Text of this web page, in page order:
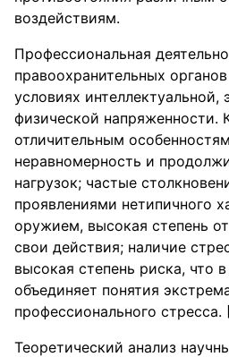
воздействиям.
Профессиональная
правоохранительных
условиях
физической напряженности.
отличительным
неравномерность и
нагрузок; частые
проявлениями нетипичного
оружием, высокая степень
свои действия; наличие
высокая степень риска, что
объединяет понятия
профессионального стресса.
Теоретический анализ